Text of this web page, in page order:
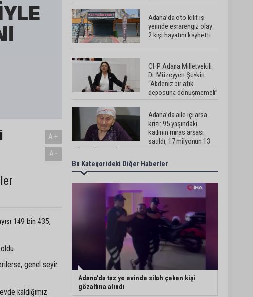
A+
A-
149 bin 435,
genel seyir
kaldığımız
Adana’da oto kilit iş
yerinde esrarengiz olay:
2 kişi hayatını kaybetti
CHP Adana Milletvekili
Dr. Müzeyyen Şevkin:
“Akdeniz bir atık
deposuna dönüşmemeli”
Adana’da aile içi arsa
krizi: 95 yaşındaki
kadının miras arsası
satıldı, 17 milyonun 13
milyonu harcandı
Uluslararası Adana Altın
Koza Film Festivali’nde
Orhan Kemal Emek
Ödülleri’nin sahipleri belli
Adana’da trafikte
testereyle saldırı iddiası:
Şüpheli tutuklandı
Adana’da internet
kablosu hırsızlığı
kamerada: Mahallenin bir
Bu Kategorideki Diğer Haberler
Adana’da taziye evinde silah çeken kişi
gözaltına alındı